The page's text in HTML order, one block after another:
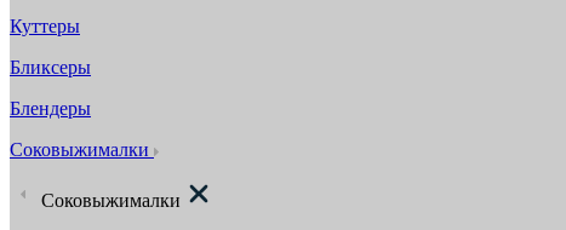
Куттеры
Бликсеры
Блендеры
Соковыжималки
Соковыжималки